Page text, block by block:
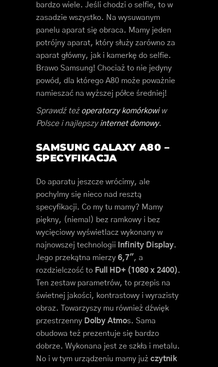
bardzo wiele. Jeśli chodzi o selfie, to w
zasadzie wszystko. Na wysuwanym
panelu aparat się obraca. Mamy jeden
potrójny aparat, który służy zarówno za
aparat główny, jak i kamerkę do selfie.
Brawo Samsung! Chociaż to nie jedyny
powód, dla którego A80 może poważnie
namieszać na wyższej półce średniej!
Sprawdź też operatorzy komórkowiw
Polsce i najlepszyinternet domowy.
SAMSUNG GALAXY A80 –
SPECYFIKACJA
Do aparatu jeszcze wrócimy, ale
pochylmy się nieco nad resztą
specyfikacji. Co my tu mamy? Mamy
piękny, (niemal) bez ramkowy i bez
wycięciowy wyświetlacz wykonany w
najnowszej technologii
Infinity Display.
Jego przekątna mierzy 6,7″, a
rozdzielczość to Full HD+ (1080 x 2400).
Ten zestaw parametrów, to przepis na
świetnej jakości, kontrastowy i wyrazisty
obraz. Towarzyszy mu również dźwięk
przestrzenny Dolby Atmos. Sama
obudowa też prezentuje się bardzo
dobrze. Wykonana jest ze szkła i metalu.
No i w tym urządzeniu mamy już czytnik